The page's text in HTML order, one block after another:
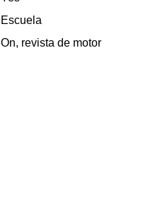
Escuela
On, revista de motor